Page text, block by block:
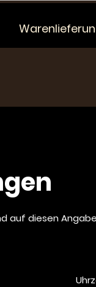
auf diesen